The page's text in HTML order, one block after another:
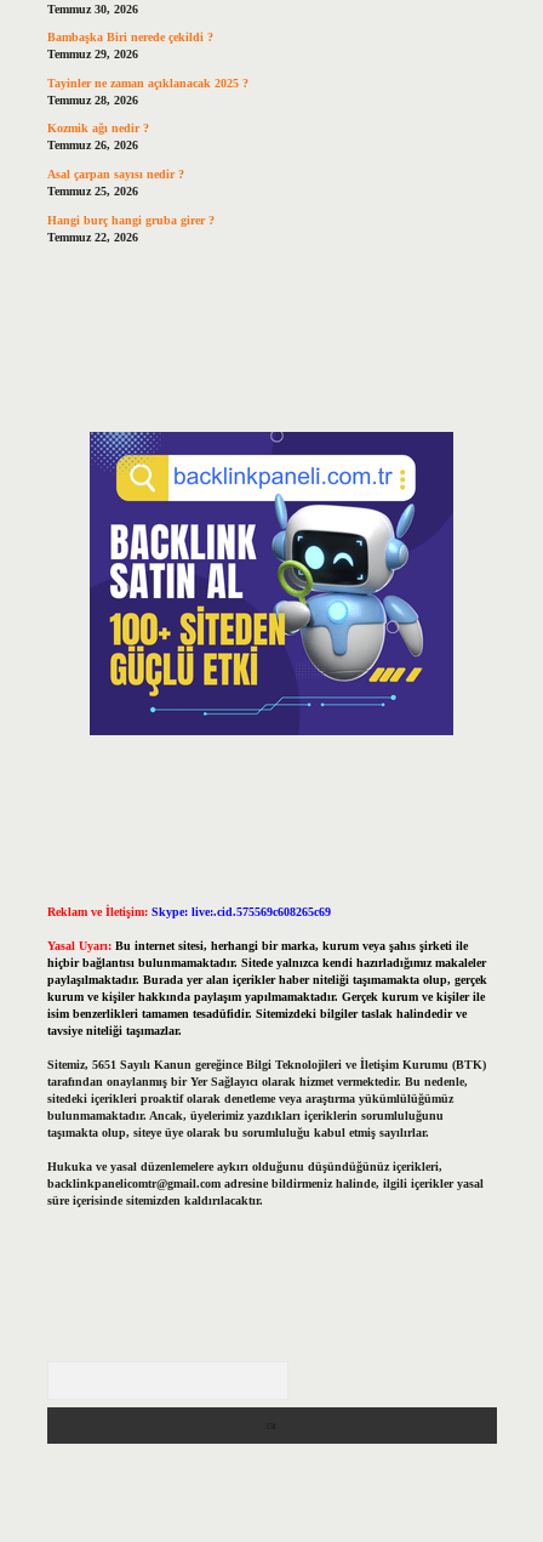
Temmuz 30, 2026
Bambaşka Biri nerede çekildi ?
Temmuz 29, 2026
Tayinler ne zaman açıklanacak 2025 ?
Temmuz 28, 2026
Kozmik ağı nedir ?
Temmuz 26, 2026
Asal çarpan sayısı nedir ?
Temmuz 25, 2026
Hangi burç hangi gruba girer ?
Temmuz 22, 2026
Reklam ve İletişim: Skype: live:.cid.575569c608265c69
Yasal Uyarı: Bu internet sitesi, herhangi bir marka, kurum veya şahıs şirketi ile
hiçbir bağlantısı bulunmamaktadır. Sitede yalnızca kendi hazırladığımız makaleler
paylaşılmaktadır. Burada yer alan içerikler haber niteliği taşımamakta olup, gerçek
kurum ve kişiler hakkında paylaşım yapılmamaktadır. Gerçek kurum ve kişiler ile
isim benzerlikleri tamamen tesadüfidir. Sitemizdeki bilgiler taslak halindedir ve
tavsiye niteliği taşımazlar.
Sitemiz, 5651 Sayılı Kanun gereğince Bilgi Teknolojileri ve İletişim Kurumu (BTK)
tarafından onaylanmış bir Yer Sağlayıcı olarak hizmet vermektedir. Bu nedenle,
sitedeki içerikleri proaktif olarak denetleme veya araştırma yükümlülüğümüz
bulunmamaktadır. Ancak, üyelerimiz yazdıkları içeriklerin sorumluluğunu
taşımakta olup, siteye üye olarak bu sorumluluğu kabul etmiş sayılırlar.
Hukuka ve yasal düzenlemelere aykırı olduğunu düşündüğünüz içerikleri,
backlinkpanelicomtr@gmail.comadresine bildirmeniz halinde, ilgili içerikler yasal
süre içerisinde sitemizden kaldırılacaktır.